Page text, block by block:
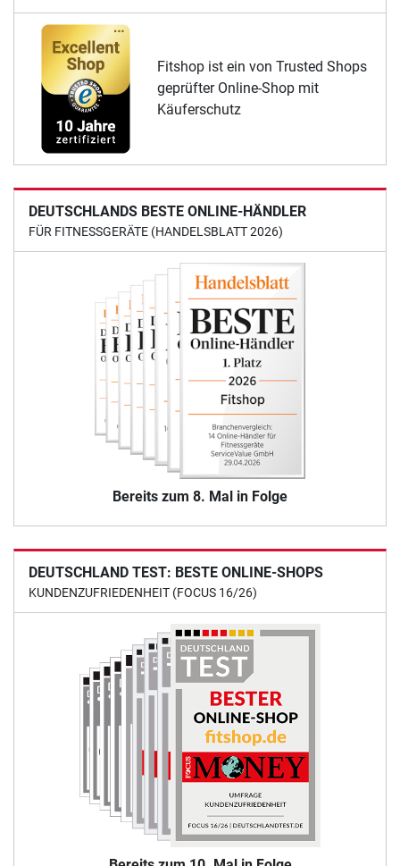
Fitshop ist ein von Trusted Shops
geprüfter Online-Shop mit
Käuferschutz
DEUTSCHLANDS BESTE ONLINE-HÄNDLER
FÜR FITNESSGERÄTE (HANDELSBLATT 2026)
Bereits zum 8. Mal in Folge
DEUTSCHLAND TEST: BESTE ONLINE-SHOPS
KUNDENZUFRIEDENHEIT (FOCUS 16/26)